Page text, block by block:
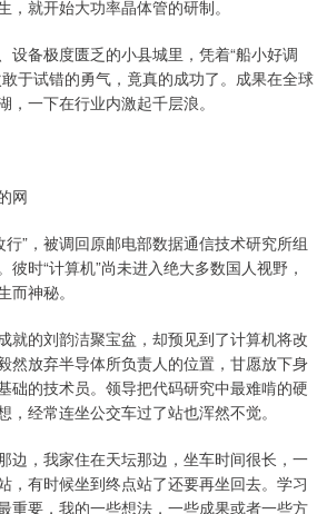
，就开始大功率晶体管的研制。
设备极度匮乏的小县城里，凭着“船小好调
于试错的勇气，竟真的成功了。成果在全球
，一下在行业内激起千层浪。
网
”，被调回原邮电部数据通信技术研究所组
彼时“计算机”尚未进入绝大多数国人视野，
而神秘。
就的刘韵洁聚宝盆，却预见到了计算机将改
然放弃半导体所负责人的位置，甘愿放下身
础的技术员。领导把代码研究中最难啃的硬
，经常连坐公交车过了站也浑然不觉。
边，我家住在天坛那边，坐车时间很长，一
，有时候坐到终点站了还要再坐回去。学习
重要，我的一些想法，一些成果或者一些方